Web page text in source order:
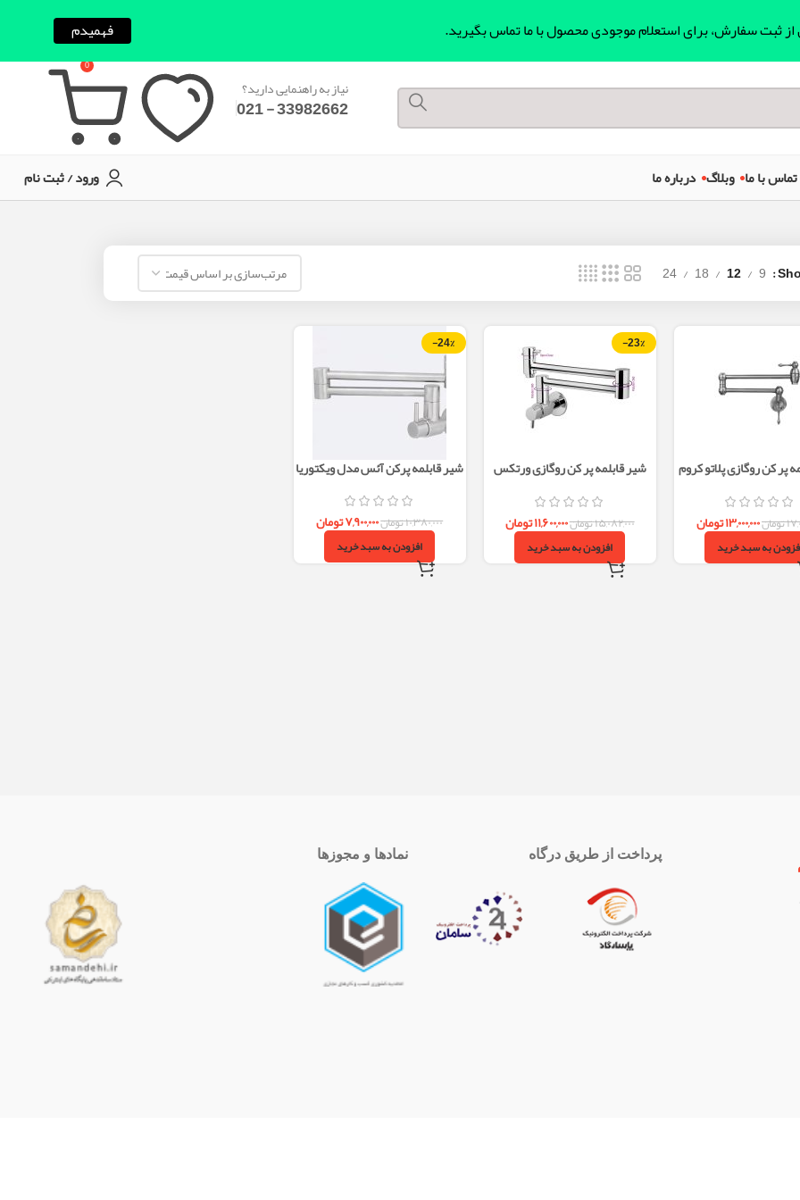
نیاز به راهنمایی دارید؟
33982662 - 021
0
تماس با ما وبلاگ درباره ما ورود / ثبت نام
9
12
18
24
پر کن روگازی پلاتو کروم
تومان۱۳,۰۰۰,۰۰۰تومان
به سبد خرید
-23%
شیر قابلمه پر کن روگازی ورتکس
کروم البرز روز
۱۵,۰۸۲,۰۰۰تومان۱۱,۶۰۰,۰۰۰تومان
افزودن به سبد خرید
-24%
شیر قابلمه پرکن آئس مدل ویکتوریا
۱۰,۳۸۰,۰۰۰تومان۷,۹۰۰,۰۰۰تومان
افزودن به سبد خرید
پرداخت از طریق درگاه نمادها و مجوزها
از ثبت سفارش، برای استعلام موجودی محصول با ما تماس بگیرید. فهمیدم